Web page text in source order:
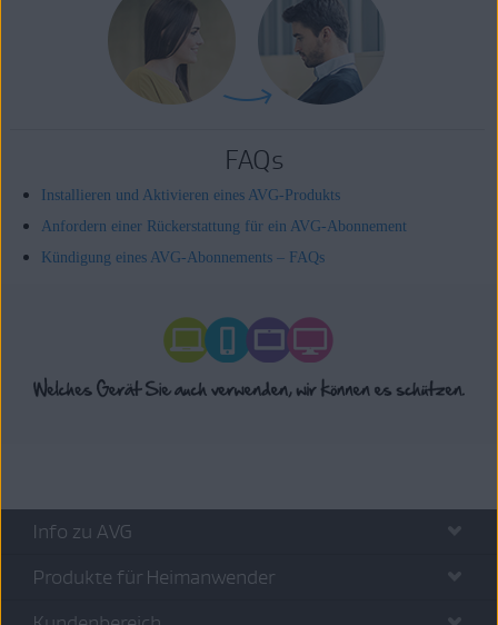
FAQs
Installieren und Aktivieren eines AVG-Produkts
Anfordern einer Rückerstattung für ein AVG-Abonnement
Kündigung eines AVG-Abonnements – FAQs
Info zu AVG
Produkte für Heimanwender